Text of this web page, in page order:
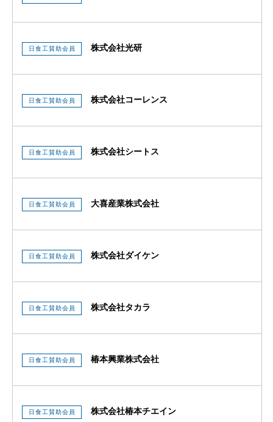
日食工賛助会員 株式会社光研
日食工賛助会員 株式会社コーレンス
日食工賛助会員 株式会社シートス
日食工賛助会員 大喜産業株式会社
日食工賛助会員 株式会社ダイケン
日食工賛助会員 株式会社タカラ
日食工賛助会員 椿本興業株式会社
日食工賛助会員 株式会社椿本チエイン